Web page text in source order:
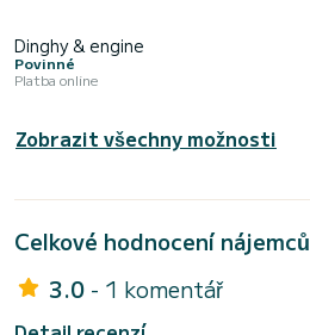
Dinghy & engine
Povinné
Platba online
Zobrazit všechny možnosti
Celkové hodnocení nájemců
3.0 - 1 komentář